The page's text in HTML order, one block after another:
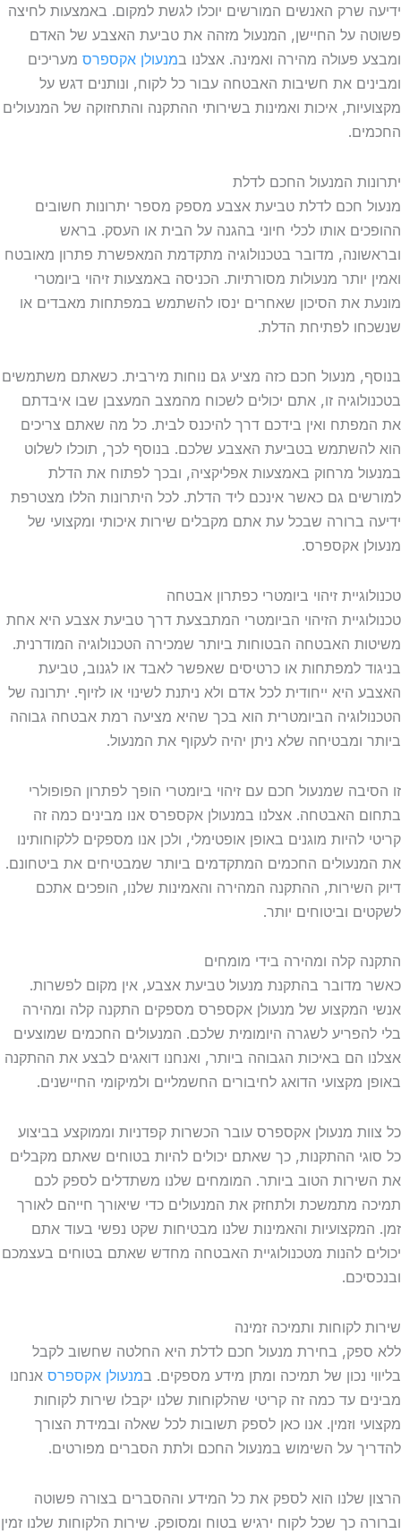
ידיעה שרק האנשים המורשים יוכלו לגשת למקום. באמצעות לחיצה
פשוטה על החיישן, המנעול מזהה את טביעת האצבע של האדם
ומבצע פעולה מהירה ואמינה. אצלנו במנעולן אקספרס מעריכים
ומבינים את חשיבות האבטחה עבור כל לקוח, ונותנים דגש על
מקצועיות, איכות ואמינות בשירותי ההתקנה והתחזוקה של המנעולים
החכמים.
יתרונות המנעול החכם לדלת
מנעול חכם לדלת טביעת אצבע מספק מספר יתרונות חשובים
ההופכים אותו לכלי חיוני בהגנה על הבית או העסק. בראש
ובראשונה, מדובר בטכנולוגיה מתקדמת המאפשרת פתרון מאובטח
ואמין יותר מנעולות מסורתיות. הכניסה באמצעות זיהוי ביומטרי
מונעת את הסיכון שאחרים ינסו להשתמש במפתחות מאבדים או
שנשכחו לפתיחת הדלת.
בנוסף, מנעול חכם כזה מציע גם נוחות מירבית. כשאתם משתמשים
בטכנולוגיה זו, אתם יכולים לשכוח מהמצב המעצבן שבו איבדתם
את המפתח ואין בידכם דרך להיכנס לבית. כל מה שאתם צריכים
הוא להשתמש בטביעת האצבע שלכם. בנוסף לכך, תוכלו לשלוט
במנעול מרחוק באמצעות אפליקציה, ובכך לפתוח את הדלת
למורשים גם כאשר אינכם ליד הדלת. לכל היתרונות הללו מצטרפת
ידיעה ברורה שבכל עת אתם מקבלים שירות איכותי ומקצועי של
מנעולן אקספרס.
טכנולוגיית זיהוי ביומטרי כפתרון אבטחה
טכנולוגיית הזיהוי הביומטרי המתבצעת דרך טביעת אצבע היא אחת
משיטות האבטחה הבטוחות ביותר שמכירה הטכנולוגיה המודרנית.
בניגוד למפתחות או כרטיסים שאפשר לאבד או לגנוב, טביעת
האצבע היא ייחודית לכל אדם ולא ניתנת לשינוי או לזיוף. יתרונה של
הטכנולוגיה הביומטרית הוא בכך שהיא מציעה רמת אבטחה גבוהה
ביותר ומבטיחה שלא ניתן יהיה לעקוף את המנעול.
זו הסיבה שמנעול חכם עם זיהוי ביומטרי הופך לפתרון הפופולרי
בתחום האבטחה. אצלנו במנעולן אקספרס אנו מבינים כמה זה
קריטי להיות מוגנים באופן אופטימלי, ולכן אנו מספקים ללקוחותינו
את המנעולים החכמים המתקדמים ביותר שמבטיחים את ביטחונם.
דיוק השירות, ההתקנה המהירה והאמינות שלנו, הופכים אתכם
לשקטים וביטוחים יותר.
התקנה קלה ומהירה בידי מומחים
כאשר מדובר בהתקנת מנעול טביעת אצבע, אין מקום לפשרות.
אנשי המקצוע של מנעולן אקספרס מספקים התקנה קלה ומהירה
בלי להפריע לשגרה היומומית שלכם. המנעולים החכמים שמוצעים
אצלנו הם באיכות הגבוהה ביותר, ואנחנו דואגים לבצע את ההתקנה
באופן מקצועי הדואג לחיבורים החשמליים ולמיקומי החיישנים.
כל צוות מנעולן אקספרס עובר הכשרות קפדניות וממוקצע בביצוע
כל סוגי ההתקנות, כך שאתם יכולים להיות בטוחים שאתם מקבלים
את השירות הטוב ביותר. המומחים שלנו משתדלים לספק לכם
תמיכה מתמשכת ולתחזק את המנעולים כדי שיאורך חייהם לאורך
זמן. המקצועיות והאמינות שלנו מבטיחות שקט נפשי בעוד אתם
יכולים להנות מטכנולוגיית האבטחה מחדש שאתם בטוחים בעצמכם
ובנכסיכם.
שירות לקוחות ותמיכה זמינה
ללא ספק, בחירת מנעול חכם לדלת היא החלטה שחשוב לקבל
בליווי נכון של תמיכה ומתן מידע מספקים. במנעולן אקספרס אנחנו
מבינים עד כמה זה קריטי שהלקוחות שלנו יקבלו שירות לקוחות
מקצועי וזמין. אנו כאן לספק תשובות לכל שאלה ובמידת הצורך
להדריך על השימוש במנעול החכם ולתת הסברים מפורטים.
הרצון שלנו הוא לספק את כל המידע וההסברים בצורה פשוטה
וברורה כך שכל לקוח ירגיש בטוח ומסופק. שירות הלקוחות שלנו זמין